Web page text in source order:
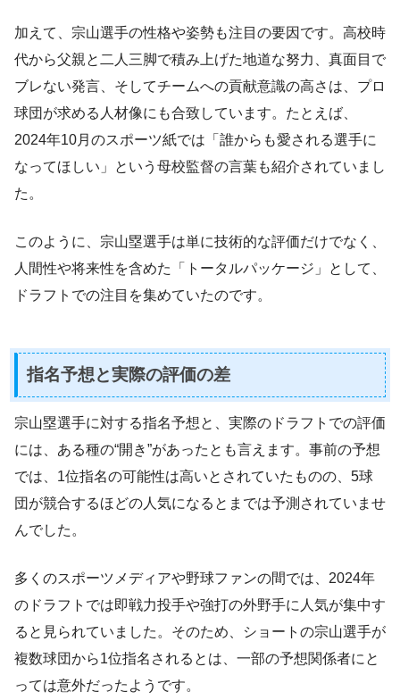
加えて、宗山選手の性格や姿勢も注目の要因です。高校時
代から父親と二人三脚で積み上げた地道な努力、真面目で
ブレない発言、そしてチームへの貢献意識の高さは、プロ
球団が求める人材像にも合致しています。たとえば、
2024年10月のスポーツ紙では「誰からも愛される選手に
なってほしい」という母校監督の言葉も紹介されていまし
た。
このように、宗山塁選手は単に技術的な評価だけでなく、
人間性や将来性を含めた「トータルパッケージ」として、
ドラフトでの注目を集めていたのです。
指名予想と実際の評価の差
宗山塁選手に対する指名予想と、実際のドラフトでの評価
には、ある種の“開き”があったとも言えます。事前の予想
では、1位指名の可能性は高いとされていたものの、5球
団が競合するほどの人気になるとまでは予測されていませ
んでした。
多くのスポーツメディアや野球ファンの間では、2024年
のドラフトでは即戦力投手や強打の外野手に人気が集中す
ると見られていました。そのため、ショートの宗山選手が
複数球団から1位指名されるとは、一部の予想関係者にと
っては意外だったようです。